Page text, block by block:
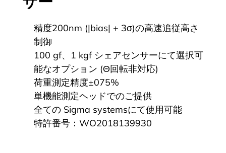
精度200nm (|bias| + 3σ)の高速追従高さ
制御
100 gf、1 kgf シェアセンサーにて選択可
能なオプション (Θ回転非対応)
荷重測定精度±075%
単機能測定ヘッドでのご提供
全ての Sigma systemsにて使用可能
特許番号：WO2018139930